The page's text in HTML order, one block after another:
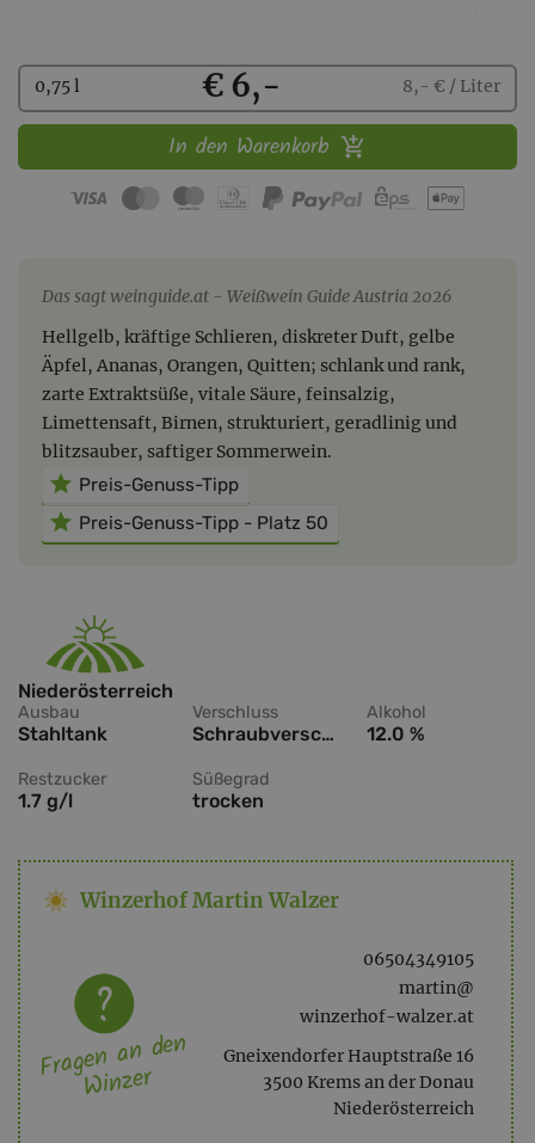
Kaufen
0,75 l € 6,- 8,- € / Liter
In den Warenkorb
Das sagt weinguide.at
Weißwein Guide Austria 2026
Hellgelb, kräftige Schlieren, diskreter Duft, gelbe
Äpfel, Ananas, Orangen, Quitten; schlank und rank,
zarte Extraktsüße, vitale Säure, feinsalzig,
Limettensaft, Birnen, strukturiert, geradlinig und
blitzsauber, saftiger Sommerwein.
Preis-Genuss-Tipp
Preis-Genuss-Tipp
Platz 50
Niederösterreich
Ausbau
Stahltank
Verschluss
Schraubverschluss
Alkohol
12.0 %
Restzucker
1.7 g/l
Süßegrad
trocken
Winzerhof Martin Walzer
06504349105
martin@
winzerhof-walzer.at
Gneixendorfer Hauptstraße 16
3500 Krems an der Donau
Niederösterreich
Fragen an den
Winzer